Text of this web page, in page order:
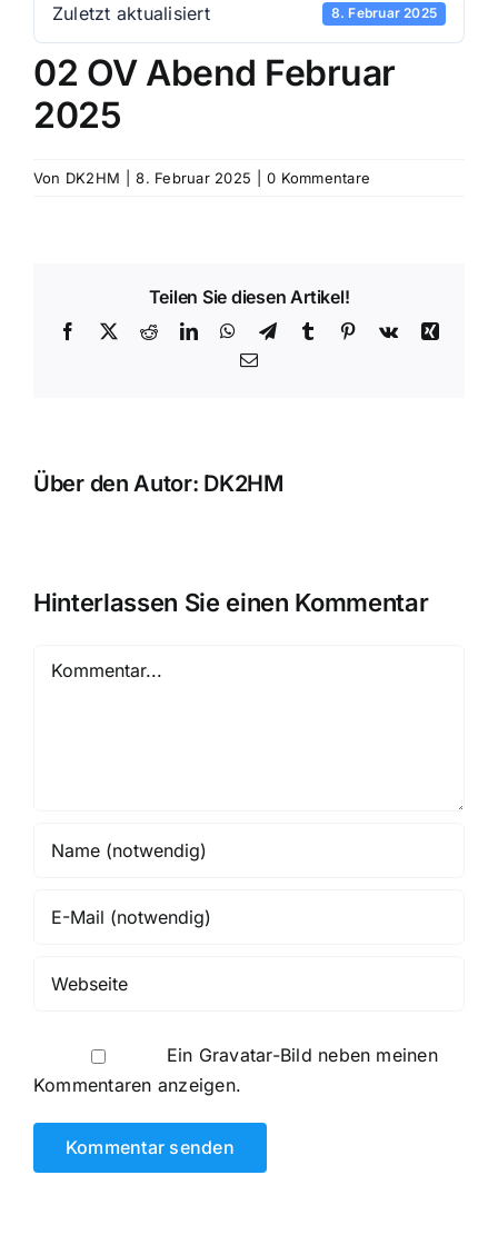
Zuletzt aktualisiert 8. Februar 2025
02 OV Abend Februar
2025
Von DK2HM 8. Februar 2025 0 Kommentare
Teilen Sie diesen Artikel!
Facebook
X RedditLinkedInWhatsApp
TelegramTumblr Pinterest
Vk
Xing
E-
Über den Autor: DK2HM
Hinterlassen Sie einen Kommentar
Ein Gravatar-Bild neben meinen
Kommentaren anzeigen.